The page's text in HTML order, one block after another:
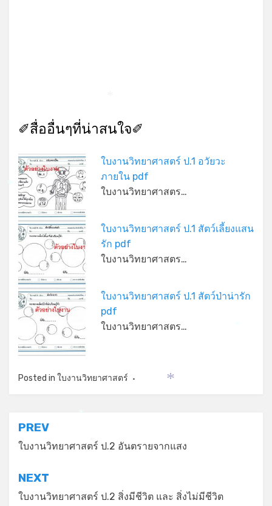
✐สื่ออื่นๆที่น่าสนใจ✐
ใบงานวิทยาศาสตร์ ป.1 อวัยวะ
ภายใน pdf
ใบงานวิทยาศาสตร…
ใบงานวิทยาศาสตร์ ป.1 สัตว์เลี้ยงแสน
รัก pdf
ใบงานวิทยาศาสตร…
ใบงานวิทยาศาสตร์ ป.1 สัตว์ป่าน่ารัก
pdf
ใบงานวิทยาศาสตร…
Posted in ใบงานวิทยาศาสตร์
แนะแนว
เรื่อง
PREV
ใบงานวิทยาศาสตร์ ป.2 อันตรายจากแสง
NEXT
ใบงานวิทยาศาสตร์ ป.2 สิ่งมีชีวิต และ สิ่งไม่มีชีวิต
*